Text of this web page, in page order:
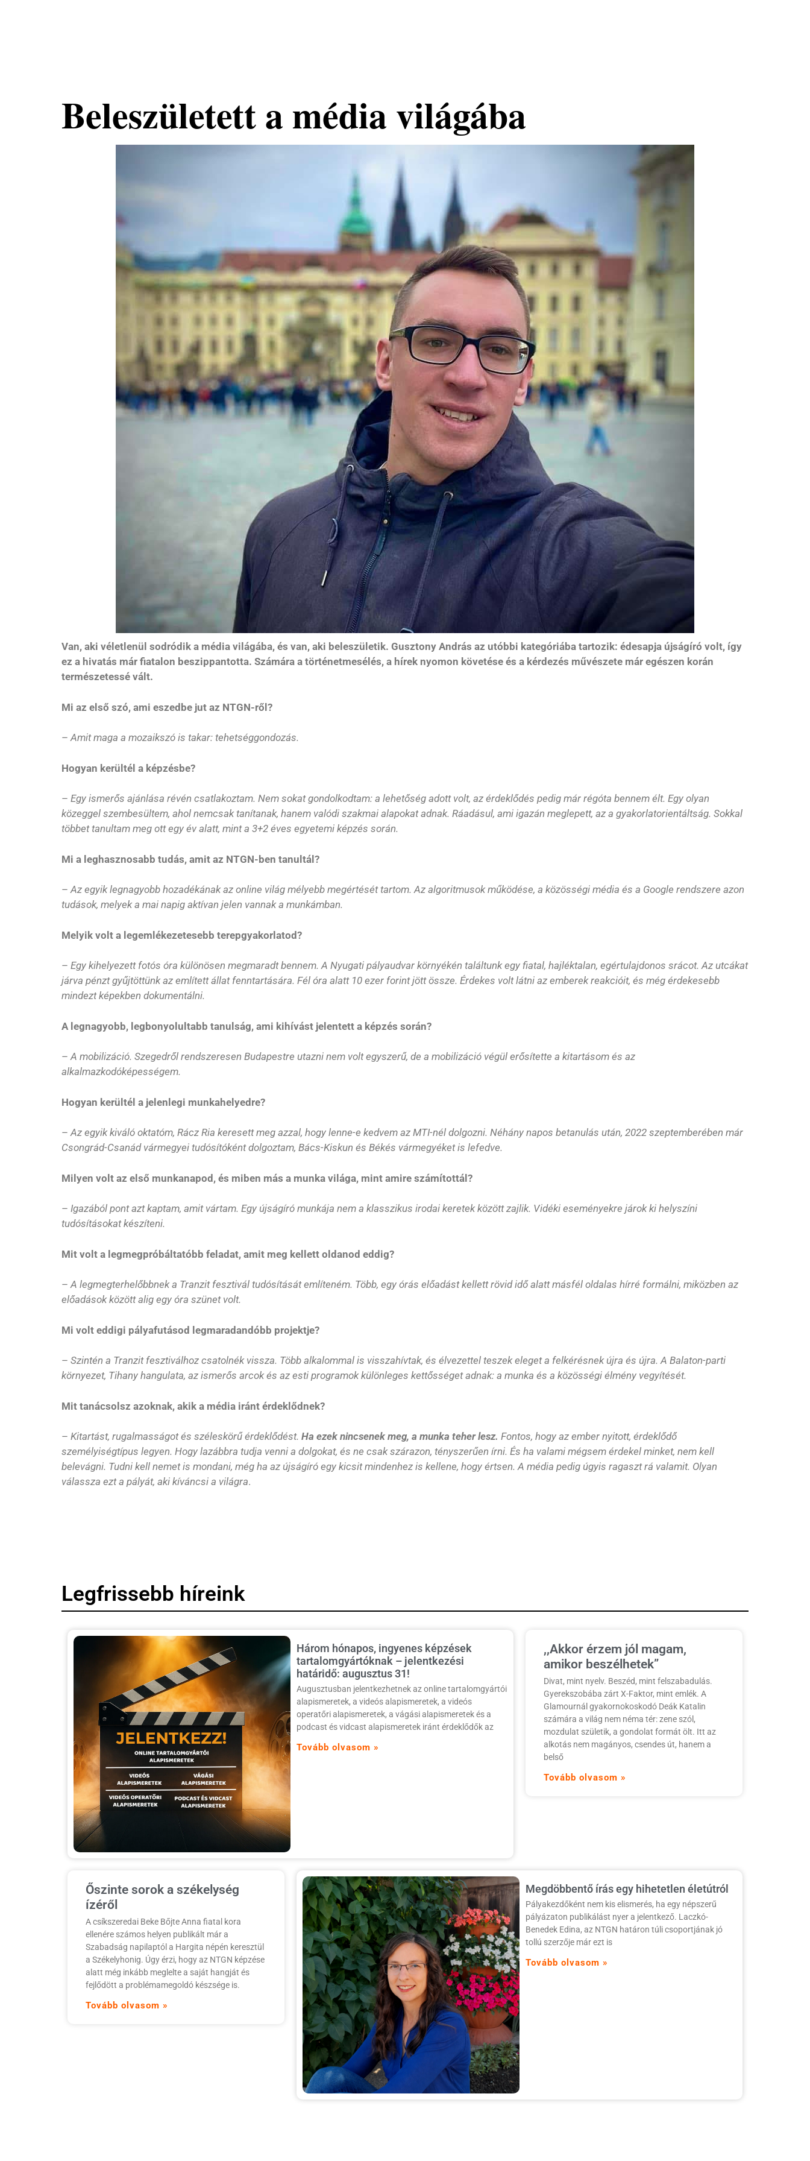
Beleszületett a média világába
Van, aki véletlenül sodródik a média világába, és van, aki beleszületik. Gusztony András az utóbbi kategóriába tartozik: édesapja újságíró volt, így
ez a hivatás már fiatalon beszippantotta. Számára a történetmesélés, a hírek nyomon követése és a kérdezés művészete már egészen korán
természetessé vált.
Mi az első szó, ami eszedbe jut az NTGN-ről?
–Amit maga a mozaikszó is takar: tehetséggondozás.
Hogyan kerültél a képzésbe?
– Egy ismerős ajánlása révén csatlakoztam. Nem sokat gondolkodtam: a lehetőség adott volt, az érdeklődés pedig már régóta bennem élt. Egy olyan
közeggel szembesültem, ahol nemcsak tanítanak, hanem valódi szakmai alapokat adnak. Ráadásul, ami igazán meglepett, az a gyakorlatorientáltság. Sokkal
többet tanultam meg ott egy év alatt, mint a 3+2 éves egyetemi képzés során.
Mi a leghasznosabb tudás, amit az NTGN-ben tanultál?
–Az egyik legnagyobb hozadékának az online világ mélyebb megértését tartom. Az algoritmusok működése, a közösségi média és a Google rendszere azon
tudások, melyek a mai napig aktívan jelen vannak a munkámban.
Melyik volt a legemlékezetesebb terepgyakorlatod?
– Egy kihelyezett fotós óra különösen megmaradt bennem. A Nyugati pályaudvar környékén találtunk egy fiatal, hajléktalan, egértulajdonos srácot. Az utcákat
járva pénzt gyűjtöttünk az említett állat fenntartására. Fél óra alatt 10 ezer forint jött össze. Érdekes volt látni az emberek reakcióit, és még érdekesebb
mindezt képekben dokumentálni.
A legnagyobb, legbonyolultabb tanulság, ami kihívást jelentett a képzés során?
–A mobilizáció. Szegedről rendszeresen Budapestre utazni nem volt egyszerű, de a mobilizáció végül erősítette a kitartásom és az
alkalmazkodóképességem.
Hogyan kerültél a jelenlegi munkahelyedre?
–Az egyik kiváló oktatóm, Rácz Ria keresett meg azzal, hogy lenne-e kedvem az MTI-nél dolgozni. Néhány napos betanulás után, 2022 szeptemberében már
Csongrád-Csanád vármegyei tudósítóként dolgoztam, Bács-Kiskun és Békés vármegyéket is lefedve.
Milyen volt az első munkanapod, és miben más a munka világa, mint amire számítottál?
– Igazából pont azt kaptam, amit vártam. Egy újságíró munkája nem a klasszikus irodai keretek között zajlik. Vidéki eseményekre járok ki helyszíni
tudósításokat készíteni.
Mit volt a legmegpróbáltatóbb feladat, amit meg kellett oldanod eddig?
–A legmegterhelőbbnek a Tranzit fesztivál tudósítását említeném. Több, egy órás előadást kellett rövid idő alatt másfél oldalas hírré formálni, miközben az
előadások között alig egy óra szünet volt.
Mi volt eddigi pályafutásod legmaradandóbb projektje?
– Szintén a Tranzit fesztiválhoz csatolnék vissza. Több alkalommal is visszahívtak, és élvezettel teszek eleget a felkérésnek újra és újra. A Balaton-parti
környezet, Tihany hangulata, az ismerős arcok és az esti programok különleges kettősséget adnak: a munka és a közösségi élmény vegyítését.
Mit tanácsolsz azoknak, akik a média iránt érdeklődnek?
– Kitartást, rugalmasságot és széleskörű érdeklődést. Ha ezek nincsenek meg, a munka teher lesz. Fontos, hogy az ember nyitott, érdeklődő
személyiségtípus legyen. Hogy lazábbra tudja venni a dolgokat, és ne csak szárazon, tényszerűen írni. És ha valami mégsem érdekel minket, nem kell
belevágni. Tudni kell nemet is mondani, még ha az újságíró egy kicsit mindenhez is kellene, hogy értsen. A média pedig úgyis ragaszt rá valamit. Olyan
válassza ezt a pályát, aki kíváncsi a világra.
Legfrissebb híreink
Három hónapos, ingyenes képzések
tartalomgyártóknak – jelentkezési
határidő: augusztus 31!
Augusztusban jelentkezhetnek az online tartalomgyártói
alapismeretek, a videós alapismeretek, a videós
operatőri alapismeretek, a vágási alapismeretek és a
podcast és vidcast alapismeretek iránt érdeklődők az
Tovább olvasom »
,,Akkor érzem jól magam,
amikor beszélhetek”
Divat, mint nyelv. Beszéd, mint felszabadulás.
Gyerekszobába zárt X-Faktor, mint emlék. A
Glamournál gyakornokoskodó Deák Katalin
számára a világ nem néma tér: zene szól,
mozdulat születik, a gondolat formát ölt. Itt az
alkotás nem magányos, csendes út, hanem a
belső
Tovább olvasom »
Őszinte sorok a székelység
ízéről
A csíkszeredai Beke Bőjte Anna fiatal kora
ellenére számos helyen publikált már a
Szabadság napilaptól a Hargita népén keresztül
a Székelyhonig. Úgy érzi, hogy az NTGN képzése
alatt még inkább meglelte a saját hangját és
fejlődött a problémamegoldó készsége is.
Tovább olvasom »
Megdöbbentő írás egy hihetetlen életútról
Pályakezdőként nem kis elismerés, ha egy népszerű
pályázaton publikálást nyer a jelentkező. Laczkó-
Benedek Edina, az NTGN határon túli csoportjának jó
tollú szerzője már ezt is
Tovább olvasom »